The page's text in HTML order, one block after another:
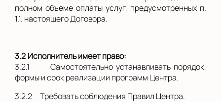
полном объеме оплаты услуг, предусмотренных п.
1.1. настоящегоДоговора.
3.2 Исполнитель имеет право:
3.2.1
Самостоятельно устанавливать порядок,
формы и срок реализации программ Центра.
3.2.2
Требовать соблюдения Правил Центра.